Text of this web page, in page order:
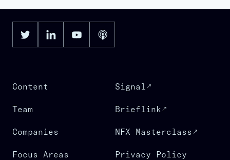
Content
Team
Companies
Focus Areas
Signal
Brieflink
NFX Masterclass
Privacy Policy